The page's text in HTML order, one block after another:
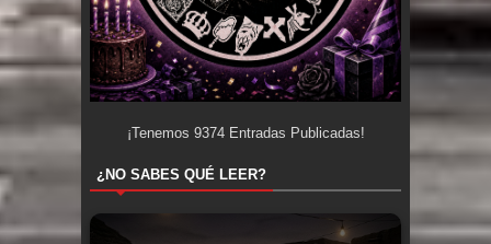
¡Tenemos 9374Entradas Publicadas!
¿NO SABES QUÉ LEER?